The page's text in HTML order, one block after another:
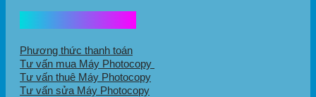
Phương thức thanh toán
Tư vấn mua Máy Photocopy
Tư vấn thuê Máy Photocopy
Tư vấn sửa Máy Photocopy